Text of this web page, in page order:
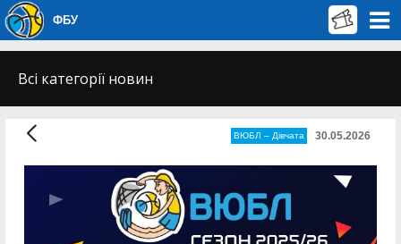
ФБУ
Всі категорії новин
ВЮБЛ – Дiвчата 30.05.2026